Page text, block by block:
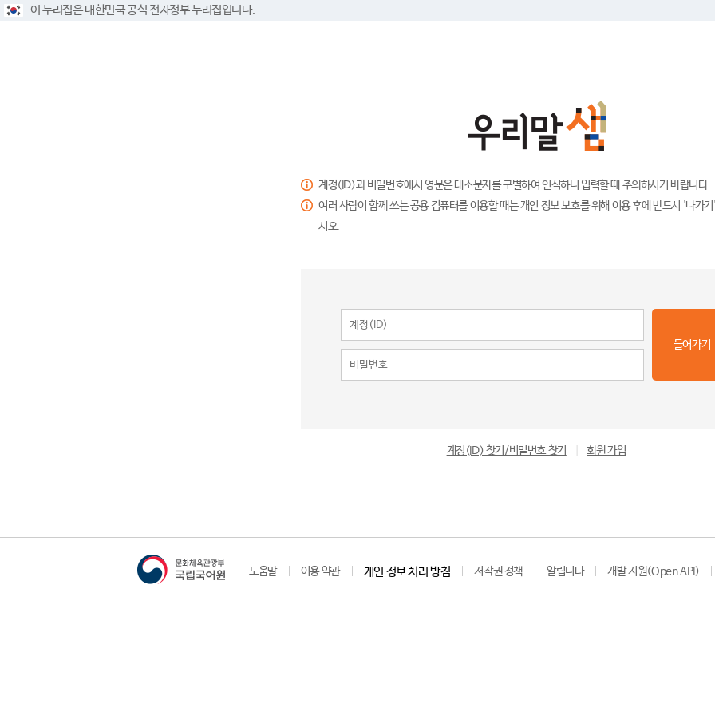
이 누리집은 대한민국 공식 전자정부 누리집입니다.
계정(ID)과 비밀번호에서 영문은 대소문자를 구별하여 인식하니 입력할 때 주의하시기 바랍니다.
여러 사람이 함께 쓰는 공용 컴퓨터를 이용할 때는 개인 정보 보호를 위해 이용 후에 반드시 '나가
시오.
들어가기
계정(ID) 찾기/비밀번호 찾기 회원 가입
도움말 이용 약관 개인 정보 처리 방침 저작권 정책 알립니다 개발 지원(Open API)